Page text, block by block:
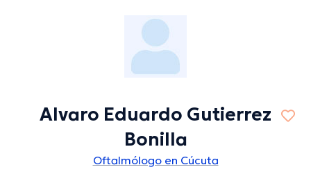
Alvaro Eduardo Gutierrez
Bonilla
Oftalmólogo en Cúcuta